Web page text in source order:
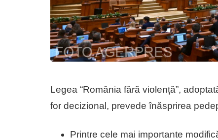
Legea “România fără violență”,
for decizional, prevede înăsprirea
Printre cele mai importante